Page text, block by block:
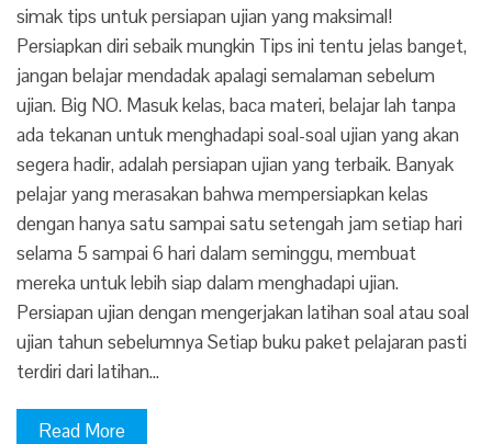
simak tips untuk persiapan ujian yang maksimal!
Persiapkan diri sebaik mungkin Tips ini tentu jelas banget,
jangan belajar mendadak apalagi semalaman sebelum
ujian. Big NO. Masuk kelas, baca materi, belajar lah tanpa
ada tekanan untuk menghadapi soal-soal ujian yang akan
segera hadir, adalah persiapan ujian yang terbaik. Banyak
pelajar yang merasakan bahwa mempersiapkan kelas
dengan hanya satu sampai satu setengah jam setiap hari
selama 5 sampai 6 hari dalam seminggu, membuat
mereka untuk lebih siap dalam menghadapi ujian.
Persiapan ujian dengan mengerjakan latihan soal atau soal
ujian tahun sebelumnya Setiap buku paket pelajaran pasti
terdiri dari latihan…
Read More